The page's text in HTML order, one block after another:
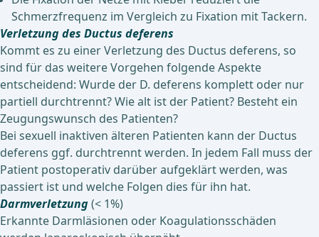
Schmerzfrequenz im Vergleich zu Fixation mit Tackern.
Verletzung des Ductus deferens
Kommt es zu einer Verletzung des Ductus deferens, so
sind für das weitere Vorgehen folgende Aspekte
entscheidend: Wurde der D. deferens komplett oder nur
partiell durchtrennt? Wie alt ist der Patient? Besteht ein
Zeugungswunsch des Patienten?
Bei sexuell inaktiven älteren Patienten kann der Ductus
deferens ggf. durchtrennt werden. In jedem Fall muss der
Patient postoperativ darüber aufgeklärt werden, was
passiert ist und welche Folgen dies für ihn hat.
Darmverletzung(< 1%)
Erkannte Darmläsionen oder Koagulationsschäden